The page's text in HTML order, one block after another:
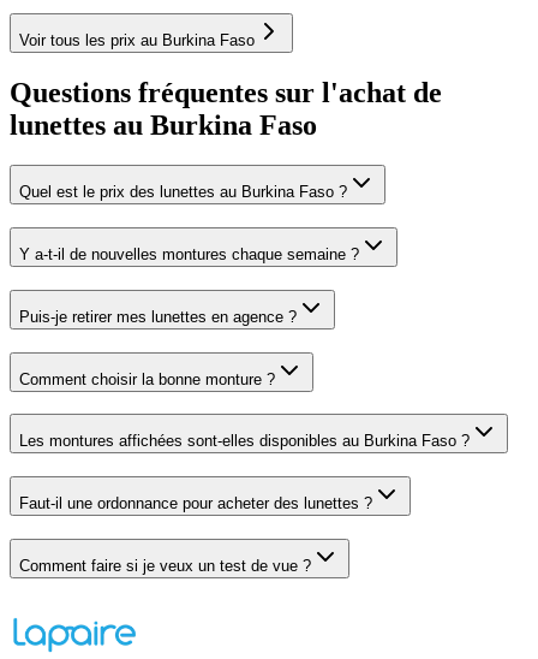
Voir tous les prix au Burkina Faso
Questions fréquentes sur l'achat de
lunettes au Burkina Faso
Quel est le prix des lunettes au Burkina Faso ?
Y a-t-il de nouvelles montures chaque semaine ?
Puis-je retirer mes lunettes en agence ?
Comment choisir la bonne monture ?
Les montures affichées sont-elles disponibles au Burkina Faso ?
Faut-il une ordonnance pour acheter des lunettes ?
Comment faire si je veux un test de vue ?